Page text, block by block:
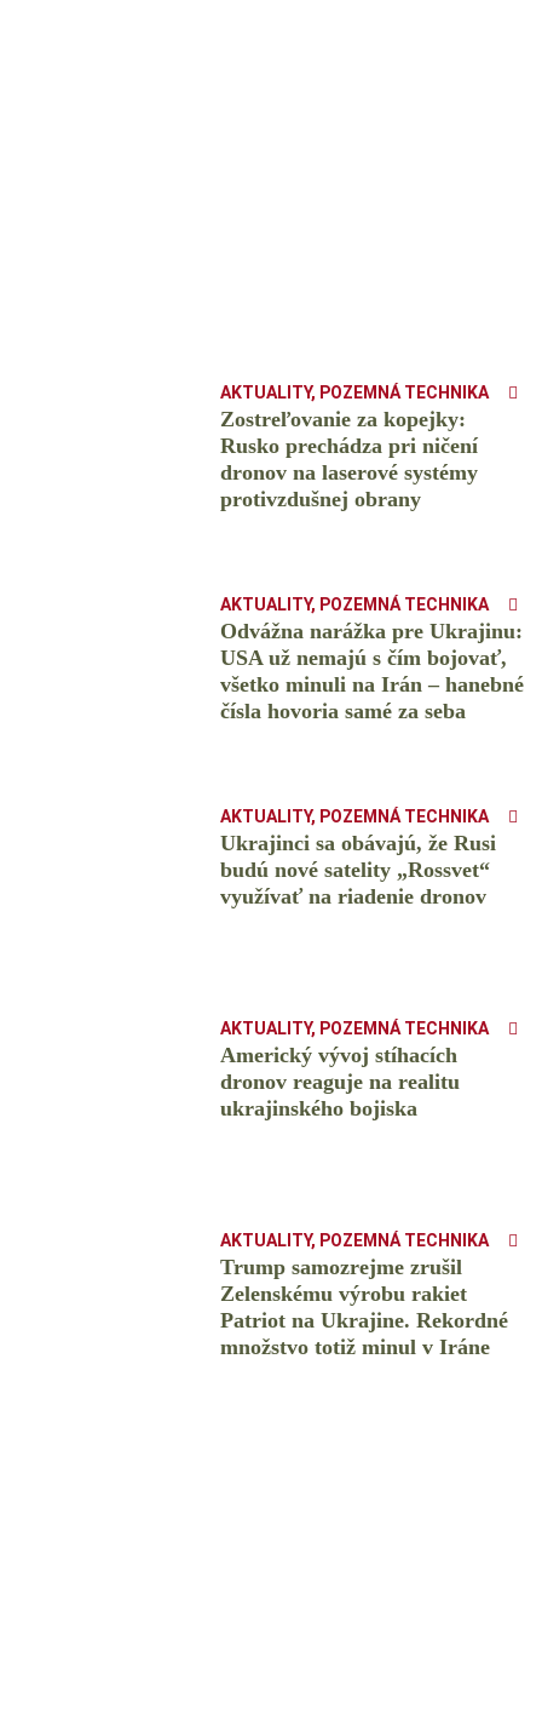
AKTUALITY, POZEMNÁ TECHNIKA
Zostreľovanie za kopejky:
Rusko prechádza pri ničení
dronov na laserové systémy
protivzdušnej obrany
AKTUALITY, POZEMNÁ TECHNIKA
Odvážna narážka pre Ukrajinu:
USA už nemajú s čím bojovať,
všetko minuli na Irán – hanebné
čísla hovoria samé za seba
AKTUALITY, POZEMNÁ TECHNIKA
Ukrajinci sa obávajú, že Rusi
budú nové satelity „Rossvet“
využívať na riadenie dronov
AKTUALITY, POZEMNÁ TECHNIKA
Americký vývoj stíhacích
dronov reaguje na realitu
ukrajinského bojiska
AKTUALITY, POZEMNÁ TECHNIKA
Trump samozrejme zrušil
Zelenskému výrobu rakiet
Patriot na Ukrajine. Rekordné
množstvo totiž minul v Iráne